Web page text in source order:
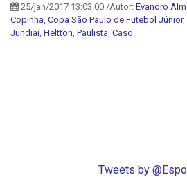
25/jan/2017 13:03:00 /Autor: Evandro
Copinha Copa São Paulo de Futebol Júnior,
Jundiaí Heltton Paulista Caso
Tweets by